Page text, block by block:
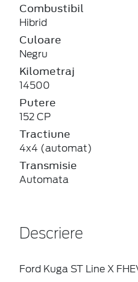
Combustibil
Hibrid
Culoare
Negru
Kilometraj
14500
Putere
152 CP
Tractiune
4x4 (automat)
Transmisie
Automata
Descriere
Ford Kuga ST Line X